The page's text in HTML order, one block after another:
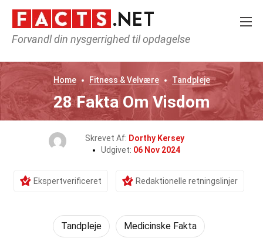
Forvandl din nysgerrighed til opdagelse
Home Fitness & Velvære Tandpleje
28 Fakta Om Visdom
Skrevet Af: Dorthy Kersey
Udgivet: 06 Nov 2024
Ekspertverificeret Redaktionelle retningslinjer
Tandpleje Medicinske Fakta